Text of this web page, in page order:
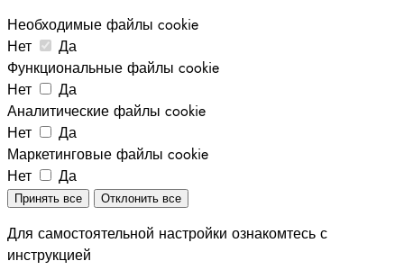
Необходимые файлы cookie
Нет
Да
Функциональные файлы cookie
Нет
Да
Аналитические файлы cookie
Нет
Да
Маркетинговые файлы cookie
Нет
Да
Принять все Отклонить все
Для самостоятельной настройки ознакомтесь с
инструкцией